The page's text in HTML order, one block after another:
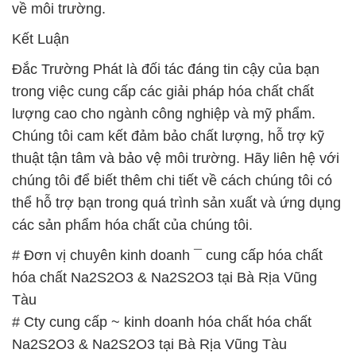
về môi trường.
Kết Luận
Đắc Trường Phát là đối tác đáng tin cậy của bạn
trong việc cung cấp các giải pháp hóa chất chất
lượng cao cho ngành công nghiệp và mỹ phẩm.
Chúng tôi cam kết đảm bảo chất lượng, hỗ trợ kỹ
thuật tận tâm và bảo vệ môi trường. Hãy liên hệ với
chúng tôi để biết thêm chi tiết về cách chúng tôi có
thể hỗ trợ bạn trong quá trình sản xuất và ứng dụng
các sản phẩm hóa chất của chúng tôi.
# Đơn vị chuyên kinh doanh ¯ cung cấp hóa chất
hóa chất Na2S2O3 & Na2S2O3 tại Bà Rịa Vũng
Tàu
# Cty cung cấp ~ kinh doanh hóa chất hóa chất
Na2S2O3 & Na2S2O3 tại Bà Rịa Vũng Tàu